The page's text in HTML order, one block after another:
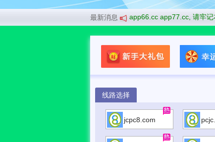
最新消息
名app28.cc即将停用,请使用最新域名 app66.cc app77.cc, 请牢记本
线路选择
jcpc8.com